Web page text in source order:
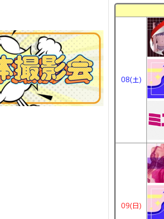
08(土)
09(日)